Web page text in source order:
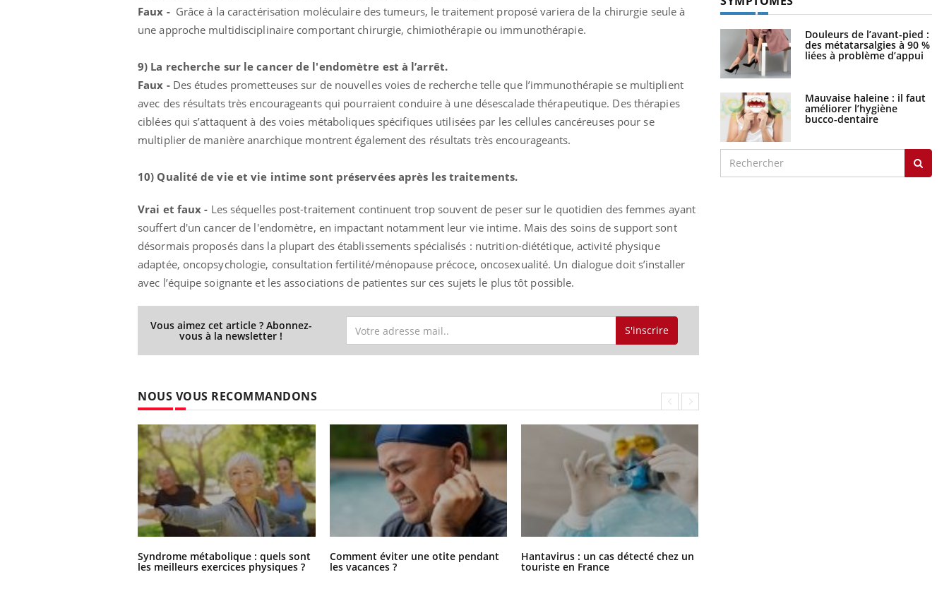
Faux -Grâce à la caractérisation moléculaire des tumeurs, le traitement proposé variera de la chirurgie seule à
une approche multidisciplinaire comportant chirurgie, chimiothérapie ou immunothérapie.
9) La recherche sur le cancer de l'endomètre est à l’arrêt.
Faux -Des études prometteuses sur de nouvelles voies de recherche telle que l’immunothérapie se multiplient
avec des résultats très encourageants qui pourraient conduire à une désescalade thérapeutique. Des thérapies
ciblées qui s’attaquent à des voies métaboliques spécifiques utilisées par les cellules cancéreuses pour se
multiplier de manière anarchique montrent également des résultats très encourageants.
10) Qualité de vie et vie intime sont préservées après les traitements.
Vrai et faux - Les séquelles post-traitement continuent trop souvent de peser sur le quotidien des femmes ayant
souffert d'un cancer de l'endomètre, en impactant notamment leur vie intime. Mais des soins de support sont
désormais proposés dans la plupart des établissements spécialisés : nutrition-diététique, activité physique
adaptée, oncopsychologie, consultation fertilité/ménopause précoce, oncosexualité. Un dialogue doit s’installer
avec l’équipe soignante et les associations de patientes sur ces sujets le plus tôt possible.
Vous aimez cet article ? Abonnez-
vous à la newsletter ! S'inscrire
NOUS VOUS RECOMMANDONS
Syndrome métabolique : quels sont
les meilleurs exercices physiques ?
Comment éviter une otite pendant
les vacances ?
Hantavirus : un cas détecté chez un
touriste en France
Douleurs de l’avant-pied :
des métatarsalgies à 90 %
liées à problème d’appui
Mauvaise haleine : il faut
améliorer l’hygiène
bucco-dentaire